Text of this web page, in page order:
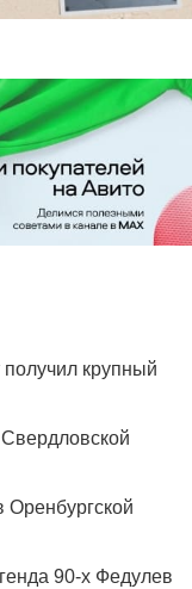
крупный
Оренбургской
90-х Федулев